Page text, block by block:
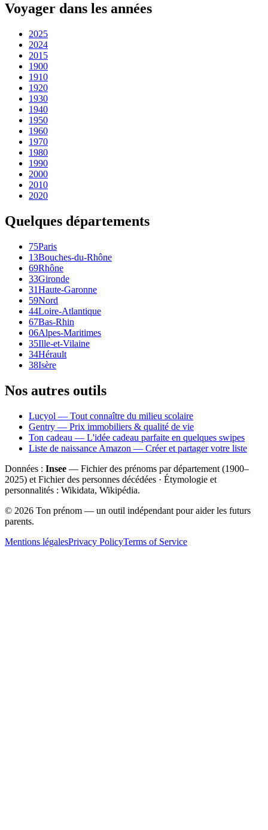
Voyager dans les années
2025
2024
2015
1900
1910
1920
1930
1940
1950
1960
1970
1980
1990
2000
2010
2020
Quelques départements
75Paris
13Bouches-du-Rhône
69Rhône
33Gironde
31Haute-Garonne
59Nord
44Loire-Atlantique
67Bas-Rhin
06Alpes-Maritimes
35Ille-et-Vilaine
34Hérault
38Isère
Nos autres outils
Lucyol — Tout connaître du milieu scolaire
Gentry — Prix immobiliers & qualité de vie
Ton cadeau — L'idée cadeau parfaite en quelques swipes
Liste de naissance Amazon — Créer et partager votre liste
Données : Insee — Fichier des prénoms par département (1900–
2025) et Fichier des personnes décédées · Étymologie et
personnalités : Wikidata, Wikipédia.
© 2026 Ton prénom — un outil indépendant pour aider les futurs
parents.
Mentions légalesPrivacy PolicyTerms of Service